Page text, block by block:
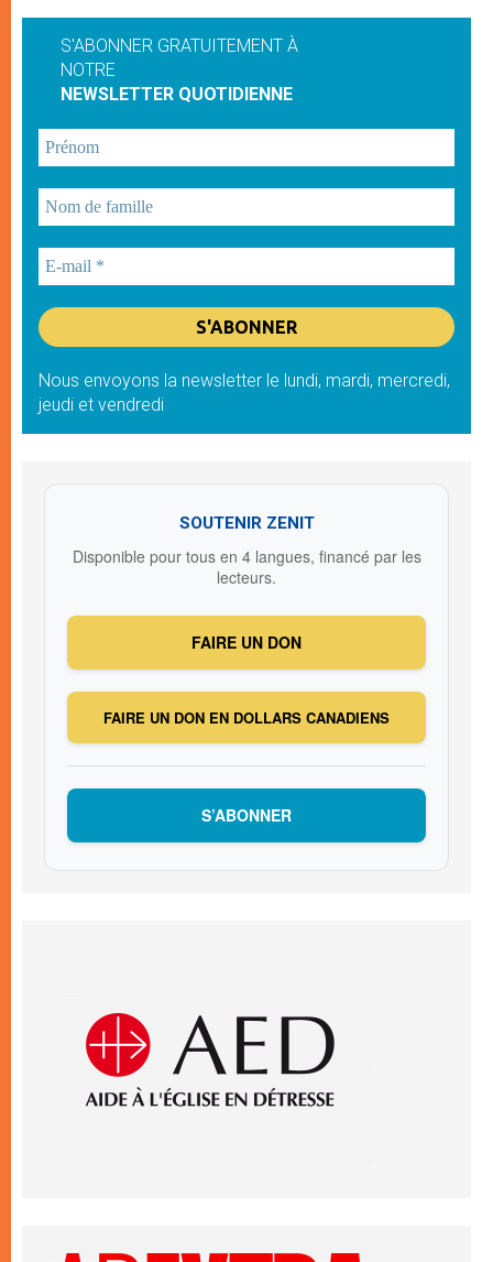
S'ABONNER GRATUITEMENT À
NOTRE
NEWSLETTER QUOTIDIENNE
Nous envoyons la newsletter le lundi, mardi, mercredi,
jeudi et vendredi
SOUTENIR ZENIT
Disponible pour tous en 4 langues, financé par les
lecteurs.
FAIRE UN DON
FAIRE UN DON EN DOLLARS CANADIENS
S’ABONNER